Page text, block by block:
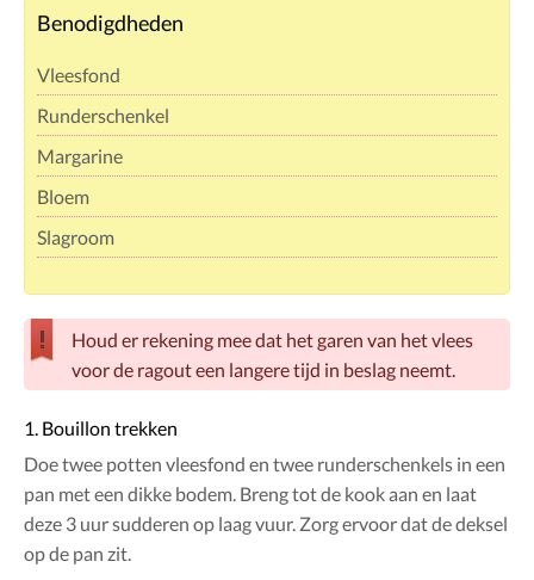
Benodigdheden
Vleesfond
Runderschenkel
Margarine
Bloem
Slagroom
Houd er rekening mee dat het garen van het vlees
voor de ragout een langere tijd in beslag neemt.
1. Bouillon trekken
Doe twee potten vleesfond en twee runderschenkels in een
pan met een dikke bodem. Breng tot de kook aan en laat
deze 3 uur sudderen op laag vuur. Zorg ervoor dat de deksel
op de pan zit.